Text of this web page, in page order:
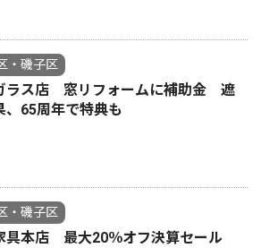
・磯子区
ラス店 窓リフォームに補助金 遮
、65周年で特典も
・磯子区
具本店 最大20％オフ決算セール